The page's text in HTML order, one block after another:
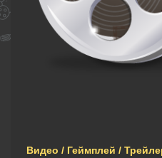
Видео / Геймплей /